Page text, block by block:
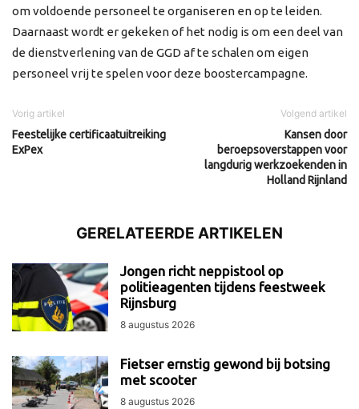
om voldoende personeel te organiseren en op te leiden.
Daarnaast wordt er gekeken of het nodig is om een deel van
de dienstverlening van de GGD af te schalen om eigen
personeel vrij te spelen voor deze boostercampagne.
Vorig artikel
Feestelijke certificaatuitreiking
ExPex
Volgend artikel
Kansen door
beroepsoverstappen voor
langdurig werkzoekenden in
Holland Rijnland
GERELATEERDE ARTIKELEN
Jongen richt neppistool op
politieagenten tijdens feestweek
Rijnsburg
8 augustus 2026
Fietser ernstig gewond bij botsing
met scooter
8 augustus 2026